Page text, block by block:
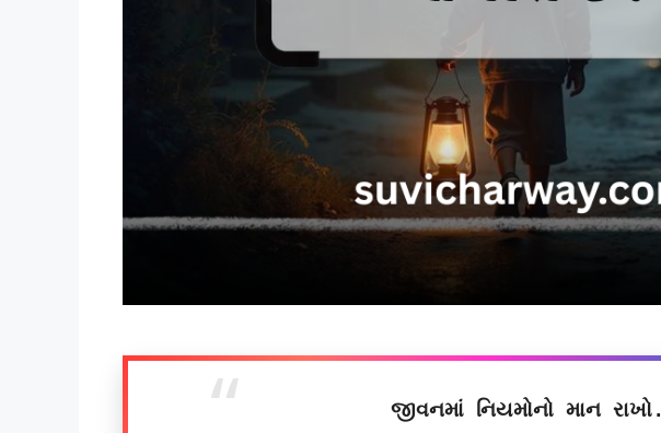
જીવનમાં નિયમોનો માન રાખો.